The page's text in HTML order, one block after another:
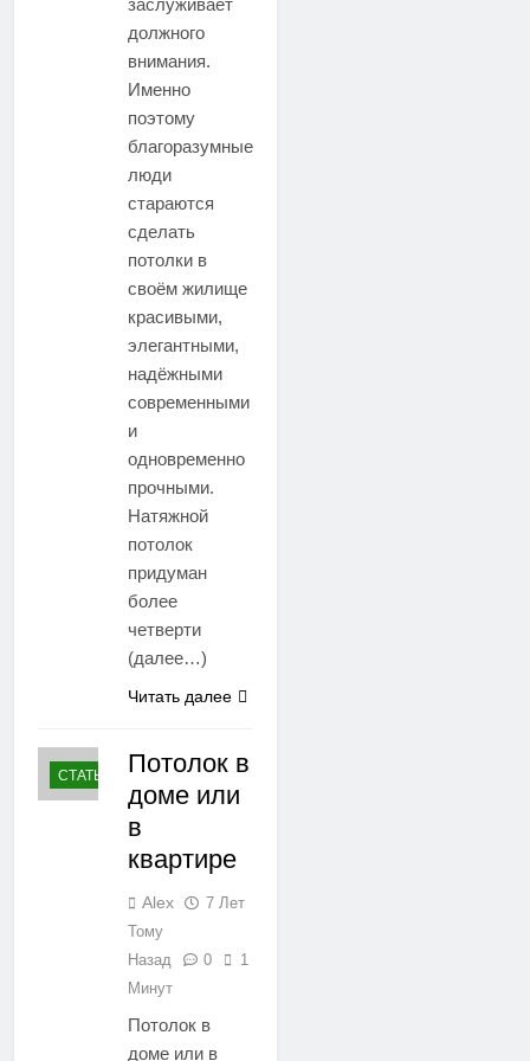
должного
внимания.
Именно
поэтому
благоразумные
люди
стараются
сделать
потолки в
своём жилище
красивыми,
элегантными,
надёжными
современными
и
одновременно
прочными.
Натяжной
потолок
придуман
более
четверти
(далее…)
Читать далее
СТАТЬИ
Потолок в
доме или
в
квартире
Alex
7 Лет
Тому
Назад
0
1
Минут
Потолок в
доме или в